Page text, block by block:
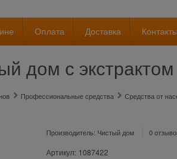
Оплата Доставка Контакты
дом с
Профессиональные средства Средства от
Производитель: Чистый дом 0
Артикул: 1087422